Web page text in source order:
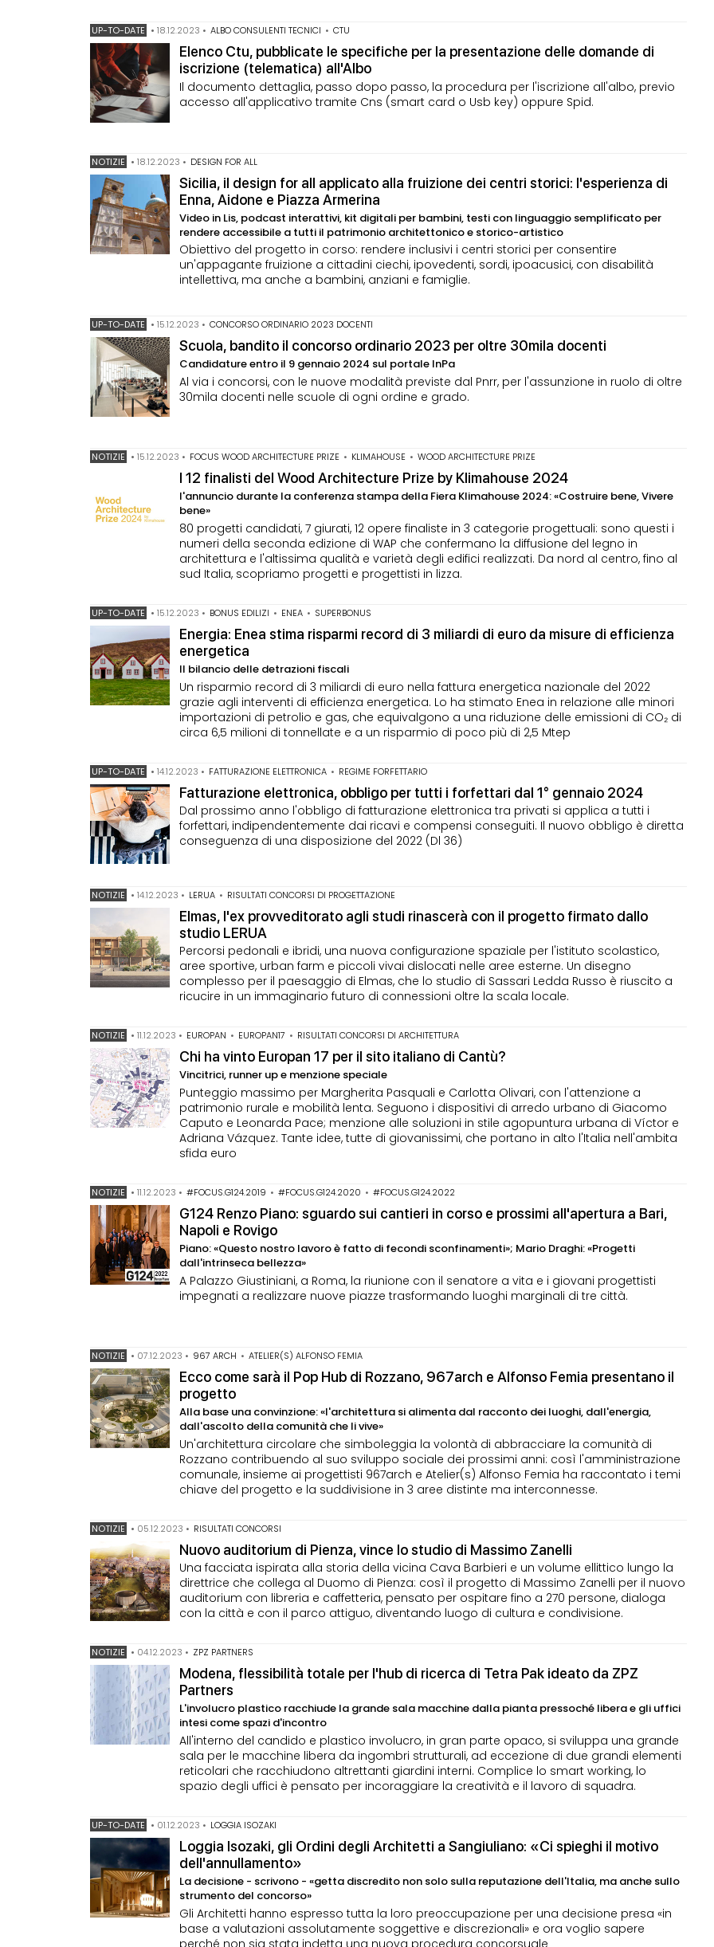
UP-TO-DATE •18.12.2023 • ALBO CONSULENTI TECNICI • CTU
Elenco Ctu, pubblicate le specifiche per la presentazione delle domande di
iscrizione (telematica) all'Albo
Il documento dettaglia, passo dopo passo, la procedura per l'iscrizione all'albo, previo
accesso all'applicativo tramite Cns (smart card o Usb key) oppure Spid.
NOTIZIE •18.12.2023 • DESIGN FOR ALL
Sicilia, il design for all applicato alla fruizione dei centri storici: l'esperienza di
Enna, Aidone e Piazza Armerina
Video in Lis, podcast interattivi, kit digitali per bambini, testi con linguaggio semplificato per
rendere accessibile a tutti il patrimonio architettonico e storico-artistico
Obiettivo del progetto in corso: rendere inclusivi i centri storici per consentire
un'appagante fruizione a cittadini ciechi, ipovedenti, sordi, ipoacusici, con disabilità
intellettiva, ma anche a bambini, anziani e famiglie.
UP-TO-DATE •15.12.2023 • CONCORSO ORDINARIO 2023 DOCENTI
Scuola, bandito il concorso ordinario 2023 per oltre 30mila docenti
Candidature entro il 9 gennaio 2024 sul portale InPa
Al via i concorsi, con le nuove modalità previste dal Pnrr, per l'assunzione in ruolo di oltre
30mila docenti nelle scuole di ogni ordine e grado.
NOTIZIE •15.12.2023 • FOCUS WOOD ARCHITECTURE PRIZE • KLIMAHOUSE • WOOD ARCHITECTURE PRIZE
I 12 finalisti del Wood Architecture Prize by Klimahouse 2024
l'annuncio durante la conferenza stampa della Fiera Klimahouse 2024: «Costruire bene, Vivere
bene»
80 progetti candidati, 7 giurati, 12 opere finaliste in 3 categorie progettuali: sono questi i
numeri della seconda edizione di WAP che confermano la diffusione del legno in
architettura e l'altissima qualità e varietà degli edifici realizzati. Da nord al centro, fino al
sud Italia, scopriamo progetti e progettisti in lizza.
UP-TO-DATE •15.12.2023 • BONUS EDILIZI • ENEA • SUPERBONUS
Energia: Enea stima risparmi record di 3 miliardi di euro da misure di efficienza
energetica
Il bilancio delle detrazioni fiscali
Un risparmio record di 3 miliardi di euro nella fattura energetica nazionale del 2022
grazie agli interventi di efficienza energetica. Lo ha stimato Enea in relazione alle minori
importazioni di petrolio e gas, che equivalgono a una riduzione delle emissioni di CO₂ di
circa 6,5 milioni di tonnellate e a un risparmio di poco più di 2,5 Mtep
UP-TO-DATE •14.12.2023 • FATTURAZIONE ELETTRONICA • REGIME FORFETTARIO
Fatturazione elettronica, obbligo per tutti i forfettari dal 1° gennaio 2024
Dal prossimo anno l'obbligo di fatturazione elettronica tra privati si applica a tutti i
forfettari, indipendentemente dai ricavi e compensi conseguiti. Il nuovo obbligo è diretta
conseguenza di una disposizione del 2022 (Dl 36)
NOTIZIE •14.12.2023 • LERUA • RISULTATI CONCORSI DI PROGETTAZIONE
Elmas, l'ex provveditorato agli studi rinascerà con il progetto firmato dallo
studio LERUA
Percorsi pedonali e ibridi, una nuova configurazione spaziale per l'istituto scolastico,
aree sportive, urban farm e piccoli vivai dislocati nelle aree esterne. Un disegno
complesso per il paesaggio di Elmas, che lo studio di Sassari Ledda Russo è riuscito a
ricucire in un immaginario futuro di connessioni oltre la scala locale.
NOTIZIE •11.12.2023 • EUROPAN • EUROPAN17 • RISULTATI CONCORSI DI ARCHITETTURA
Chi ha vinto Europan 17 per il sito italiano di Cantù?
Vincitrici, runner up e menzione speciale
Punteggio massimo per Margherita Pasquali e Carlotta Olivari, con l'attenzione a
patrimonio rurale e mobilità lenta. Seguono i dispositivi di arredo urbano di Giacomo
Caputo e Leonarda Pace; menzione alle soluzioni in stile agopuntura urbana di Víctor e
Adriana Vázquez. Tante idee, tutte di giovanissimi, che portano in alto l'Italia nell'ambita
sfida euro
NOTIZIE •11.12.2023 • #FOCUS.G124.2019 • #FOCUS.G124.2020 • #FOCUS.G124.2022
G124 Renzo Piano: sguardo sui cantieri in corso e prossimi all'apertura a Bari,
Napoli e Rovigo
Piano: «Questo nostro lavoro è fatto di fecondi sconfinamenti»; Mario Draghi: «Progetti
dall'intrinseca bellezza»
A Palazzo Giustiniani, a Roma, la riunione con il senatore a vita e i giovani progettisti
impegnati a realizzare nuove piazze trasformando luoghi marginali di tre città.
NOTIZIE • 07.12.2023 • 967 ARCH • ATELIER(S) ALFONSO FEMIA
Ecco come sarà il Pop Hub di Rozzano, 967arch e Alfonso Femia presentano il
progetto
Alla base una convinzione: «l'architettura si alimenta dal racconto dei luoghi, dall'energia,
dall'ascolto della comunità che li vive»
Un'architettura circolare che simboleggia la volontà di abbracciare la comunità di
Rozzano contribuendo al suo sviluppo sociale dei prossimi anni: così l'amministrazione
comunale, insieme ai progettisti 967arch e Atelier(s) Alfonso Femia ha raccontato i temi
chiave del progetto e la suddivisione in 3 aree distinte ma interconnesse.
NOTIZIE • 05.12.2023 • RISULTATI CONCORSI
Nuovo auditorium di Pienza, vince lo studio di Massimo Zanelli
Una facciata ispirata alla storia della vicina Cava Barbieri e un volume ellittico lungo la
direttrice che collega al Duomo di Pienza: così il progetto di Massimo Zanelli per il nuovo
auditorium con libreria e caffetteria, pensato per ospitare fino a 270 persone, dialoga
con la città e con il parco attiguo, diventando luogo di cultura e condivisione.
NOTIZIE • 04.12.2023 • ZPZ PARTNERS
Modena, flessibilità totale per l'hub di ricerca di Tetra Pak ideato da ZPZ
Partners
L'involucro plastico racchiude la grande sala macchine dalla pianta pressoché libera e gli uffici
intesi come spazi d'incontro
All'interno del candido e plastico involucro, in gran parte opaco, si sviluppa una grande
sala per le macchine libera da ingombri strutturali, ad eccezione di due grandi elementi
reticolari che racchiudono altrettanti giardini interni. Complice lo smart working, lo
spazio degli uffici è pensato per incoraggiare la creatività e il lavoro di squadra.
UP-TO-DATE • 01.12.2023 • LOGGIA ISOZAKI
Loggia Isozaki, gli Ordini degli Architetti a Sangiuliano: «Ci spieghi il motivo
dell'annullamento»
La decisione - scrivono - «getta discredito non solo sulla reputazione dell'Italia, ma anche sullo
strumento del concorso»
Gli Architetti hanno espresso tutta la loro preoccupazione per una decisione presa «in
base a valutazioni assolutamente soggettive e discrezionali» e ora voglio sapere
perché non sia stata indetta una nuova procedura concorsuale